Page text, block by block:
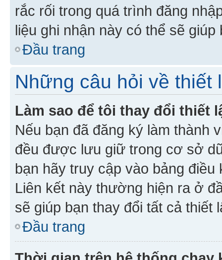
rắc rối trong quá trình đăng
liệu ghi nhận này có thể sẽ
Đầu trang
Những câu hỏi về thiết
Làm sao để tôi thay đổi thiết
Nếu bạn đã đăng ký làm thành
đều được lưu giữ trong cơ sở
bạn hãy truy cập vào bảng
Liên kết này thường hiện ra ở
sẽ giúp bạn thay đổi tất cả thiết
Đầu trang